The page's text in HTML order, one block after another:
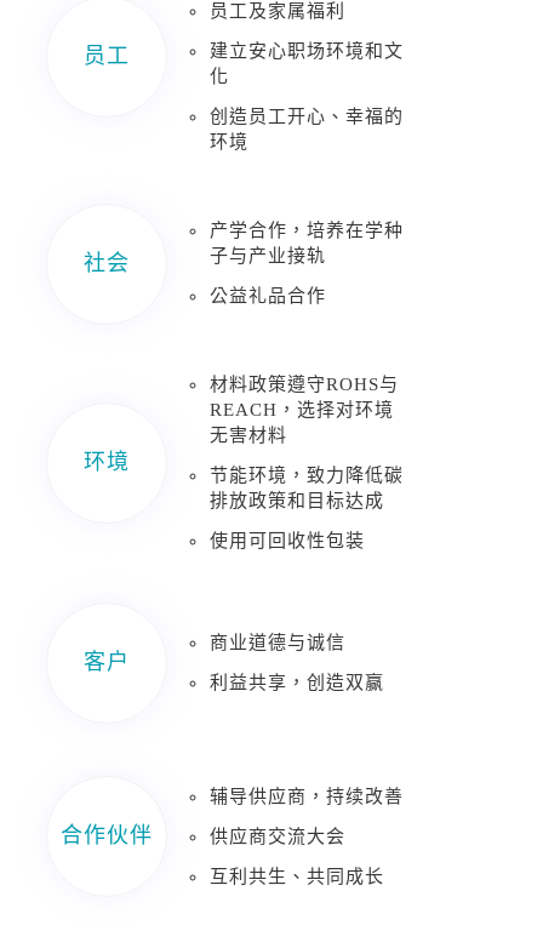
员工
员工及家属福利
建立安心职场环境和文
化
创造员工开心、幸福的
环境
社会
产学合作，培养在学种
子与产业接轨
公益礼品合作
环境
材料政策遵守ROHS与
REACH，选择对环境
无害材料
节能环境，致力降低碳
排放政策和目标达成
使用可回收性包装
客户
商业道德与诚信
利益共享，创造双赢
合作伙伴
辅导供应商，持续改善
供应商交流大会
互利共生、共同成长